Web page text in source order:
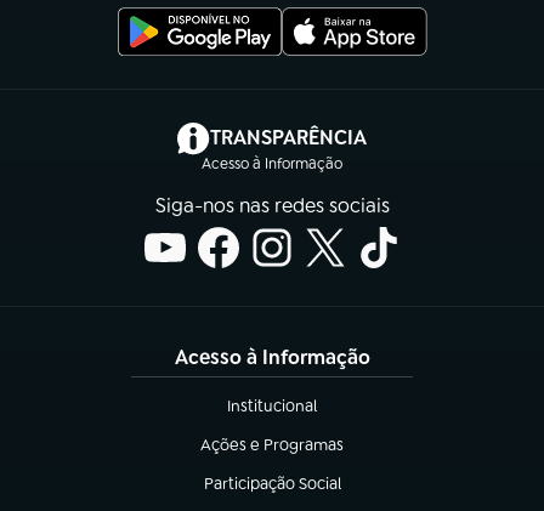
TRANSPARÊNCIA
Acesso à Informação
(abre em nova aba)
Siga-nos nas redes sociais
Acesso à Informação
Institucional
(abre em nova aba)
Ações e Programas
(abre em nova aba)
Participação Social
(abre em nova aba)